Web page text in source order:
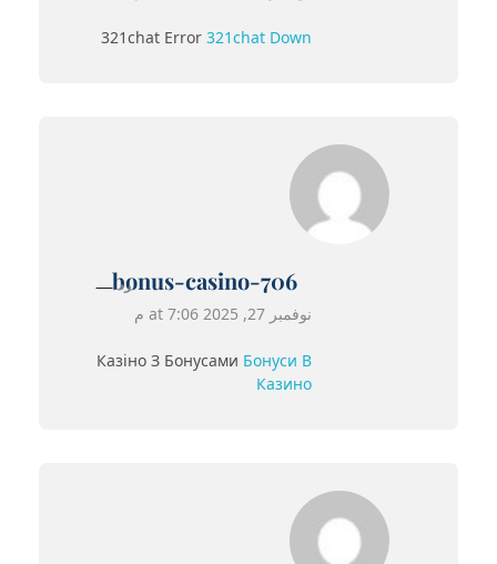
321chat Error 321chat Down
bonus-casino-706
نوفمبر 27, 2025 at 7:06 م
Казіно З Бонусами Бонуси В
Казино
رد